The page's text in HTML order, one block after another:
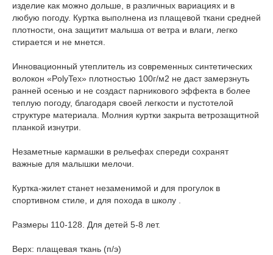
изделие как можно дольше, в различных вариациях и в
любую погоду. Куртка выполнена из плащевой ткани средней
плотности, она защитит малыша от ветра и влаги, легко
стирается и не мнется.
Инновационный утеплитель из современных синтетических
волокон «PolyTex» плотностью 100г/м2 не даст замерзнуть
ранней осенью и не создаст парникового эффекта в более
теплую погоду, благодаря своей легкости и пустотелой
структуре материала. Молния куртки закрыта ветрозащитной
планкой изнутри.
Незаметные кармашки в рельефах спереди сохранят
важные для малышки мелочи.
Куртка-жилет станет незаменимой и для прогулок в
спортивном стиле, и для похода в школу .
Размеры 110-128. Для детей 5-8 лет.
Верх: плащевая ткань (п/э)